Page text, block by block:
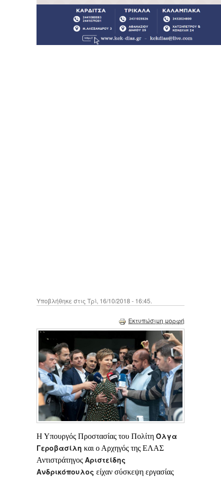
Υποβλήθηκε στις Τρί, 16/10/2018 - 16:45.
Εκτυπώσιμη μορφή
Η Υπουργός Προστασίας του Πολίτη Όλγα
Γεροβασίλη και ο Αρχηγός της ΕΛΑΣ
Αντιστράτηγος Αριστείδης
Ανδρικόπουλος είχαν σύσκεψη εργασίας